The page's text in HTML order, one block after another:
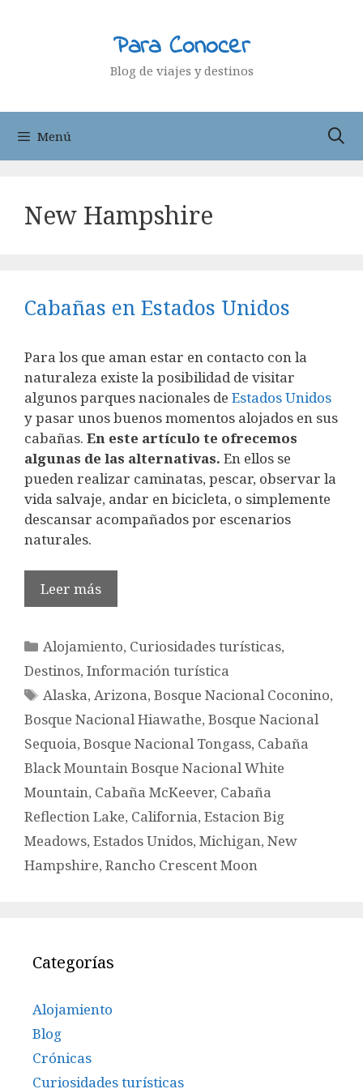
Para Conocer
Blog de viajes y destinos
Menú
New Hampshire
Cabañas en Estados Unidos
Para los que aman estar en contacto con la
naturaleza existe la posibilidad de visitar
algunos parques nacionales de Estados Unidos
y pasar unos buenos momentos alojados en sus
cabañas. En este artículo te ofrecemos
algunas de las alternativas. En ellos se
pueden realizar caminatas, pescar, observar la
vida salvaje, andar en bicicleta, o simplemente
descansar acompañados por escenarios
naturales.
Leer más
Categorías
Alojamiento, Curiosidades turísticas,
Destinos, Información turística
Etiquetas
Alaska, Arizona,Bosque Nacional Coconino,
Bosque Nacional Hiawathe, Bosque Nacional
Sequoia, Bosque Nacional Tongass, Cabaña
Black Mountain Bosque Nacional White
Mountain, Cabaña McKeever, Cabaña
Reflection Lake, California, Estacion Big
Meadows, Estados Unidos, Michigan, New
Hampshire, Rancho Crescent Moon
Categorías
Alojamiento
Blog
Crónicas
Curiosidades turísticas